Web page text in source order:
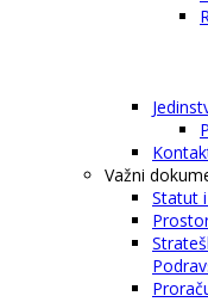
Važni
Statut